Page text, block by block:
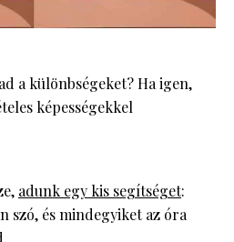
a különbségeket? Ha igen,
képességekkel
adunk egy kis segítséget:
szó, és mindegyiket az óra